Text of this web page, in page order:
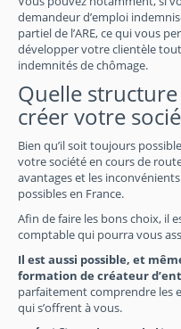
demandeur d’emploi
partiel de l’ARE, ce qui vous
développer votre clientèle
indemnités de chômage.
Quelle
créer votre
Bien qu’il soit toujours
votre société en cours de
avantages et les
possibles en France.
Afin de faire les bons choix, il
comptable qui pourra vous
Il est aussi possible, et
formation de créateur
parfaitement comprendre les
qui s’offrent à vous.